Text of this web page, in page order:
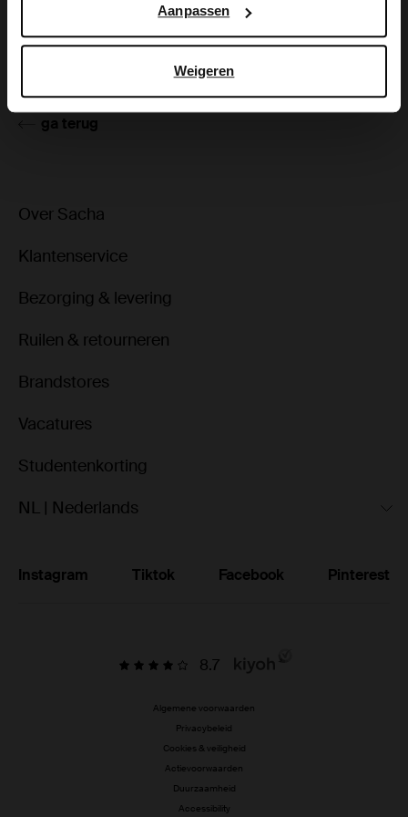
Aanpassen
Weigeren
Product details
Bezorgen & retour
ga terug
Over Sacha
Klantenservice
Bezorging & levering
Ruilen & retourneren
Brandstores
Vacatures
Studentenkorting
NL | Nederlands
Instagram Tiktok Facebook Pinterest
8.7
Algemene voorwaarden
Privacybeleid
Cookies & veiligheid
Actievoorwaarden
Duurzaamheid
Accessibility